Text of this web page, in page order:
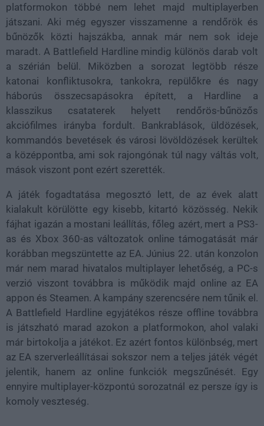
platformokon többé nem lehet majd multiplayerben
játszani. Aki még egyszer visszamenne a rendőrök és
bűnözők közti hajszákba, annak már nem sok ideje
maradt. A Battlefield Hardline mindig különös darab volt
a szérián belül. Miközben a sorozat legtöbb része
katonai konfliktusokra, tankokra, repülőkre és nagy
háborús összecsapásokra épített, a Hardline a
klasszikus csataterek helyett rendőrös-bűnözős
akciófilmes irányba fordult. Bankrablások, üldözések,
kommandós bevetések és városi lövöldözések kerültek
a középpontba, ami sok rajongónak túl nagy váltás volt,
mások viszont pont ezért szerették.
A játék fogadtatása megosztó lett, de az évek alatt
kialakult körülötte egy kisebb, kitartó közösség. Nekik
fájhat igazán a mostani leállítás, főleg azért, mert a PS3-
as és Xbox 360-as változatok online támogatását már
korábban megszüntette az EA. Június 22. után konzolon
már nem marad hivatalos multiplayer lehetőség, a PC-s
verzió viszont továbbra is működik majd online az EA
appon és Steamen. A kampány szerencsére nem tűnik el.
A Battlefield Hardline egyjátékos része offline továbbra
is játszható marad azokon a platformokon, ahol valaki
már birtokolja a játékot. Ez azért fontos különbség, mert
az EA szerverleállításai sokszor nem a teljes játék végét
jelentik, hanem az online funkciók megszűnését. Egy
ennyire multiplayer-központú sorozatnál ez persze így is
komoly veszteség.